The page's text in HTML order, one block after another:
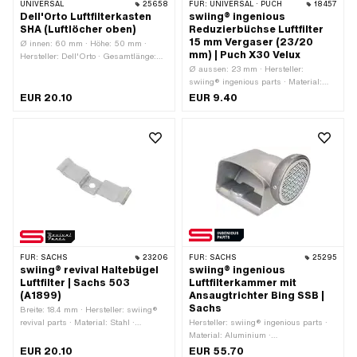
UNIVERSAL 25658
Dell'Orto Luftfilterkasten
SHA (Luftlöcher oben)
Ø innen: 60 mm · Höhe: 50 mm ·
Hersteller: Dell'Orto · Gesamtlänge:
Standard · Farbe: schwarz · Ø
EUR 20.10
FÜR: UNIVERSAL · PUCH 18457
swiing® ingenious
Reduzierbüchse Luftfilter
15 mm Vergaser (23/20
mm) | Puch X30 Velux
Ø aussen: 23 mm · Hersteller:
swiing® ingenious parts · Material:
Polyamid (PA) · Farbe: weiss · Ø
EUR 9.40
FÜR: SACHS 23206
swiing® revival Haltebügel
Luftfilter | Sachs 503
(A1899)
Breite: 18.4 mm · Hersteller: swiing®
revival parts · Material: Stahl ·
Gesamtlänge: 75 mm · Ø
EUR 20.10
FÜR: SACHS 25295
swiing® ingenious
Luftfilterkammer mit
Ansaugtrichter Bing SSB |
Sachs
Hersteller: swiing® ingenious parts ·
Material: Aluminium ·
Anwendungsbereich: Tuning
EUR 55.70